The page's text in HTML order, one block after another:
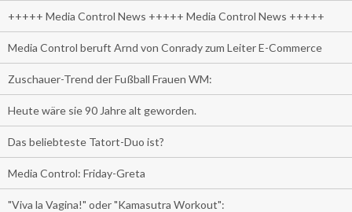
+++++ Media Control News +++++ Media Control News +++++
Media Control beruft Arnd von Conrady zum Leiter E-Commerce
Zuschauer-Trend der Fußball Frauen WM:
Heute wäre sie 90 Jahre alt geworden.
Das beliebteste Tatort-Duo ist?
Media Control: Friday-Greta
"Viva la Vagina!" oder "Kamasutra Workout":